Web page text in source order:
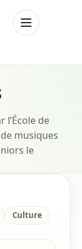
Menu
l’École de
musiques
le
Culture